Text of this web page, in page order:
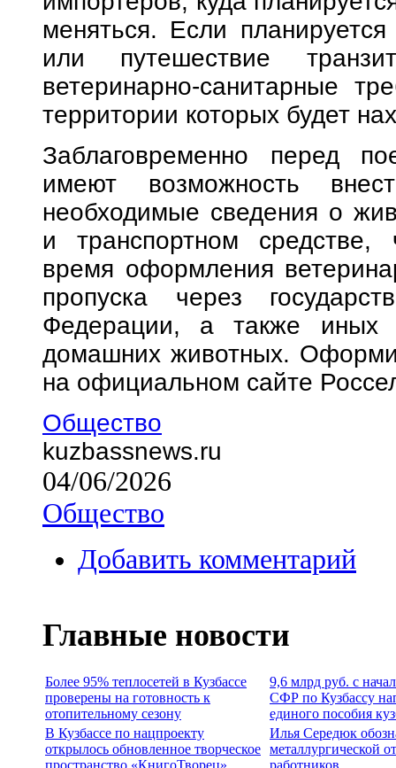
меняться. Если
или путешествие
ветеринарно-санитарные
территории которых будет
Заблаговременно перед
имеют возможность
необходимые сведения о
и транспортном средстве,
время оформления
пропуска через
Федерации, а также иных
домашних животных.
на официальном сайте
Общество
kuzbassnews.ru
04/06/2026
Общество
Добавить комментарий
Главные новости
Более 95% теплосетей в Кузбассе
проверены на готовность к
отопительному сезону
9,6 млрд руб. с
СФР по Кузбассу
единого пособия
В Кузбассе по нацпроекту
открылось обновленное творческое
пространство «КнигоТворец»
Илья Середюк
металлургической
работников